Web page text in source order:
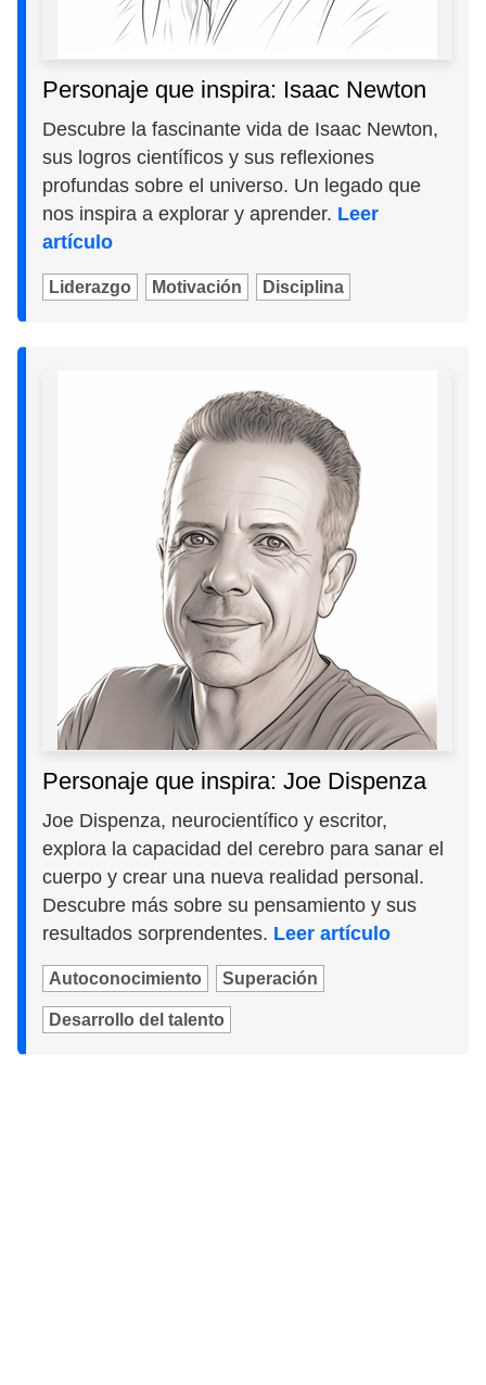
Personaje que inspira: Isaac Newton
Descubre la fascinante vida de Isaac Newton,
sus logros científicos y sus reflexiones
profundas sobre el universo. Un legado que
nos inspira a explorar y aprender. Leer
artículo
Liderazgo Motivación Disciplina
Personaje que inspira: Joe Dispenza
Joe Dispenza, neurocientífico y escritor,
explora la capacidad del cerebro para sanar el
cuerpo y crear una nueva realidad personal.
Descubre más sobre su pensamiento y sus
resultados sorprendentes. Leer artículo
Autoconocimiento Superación
Desarrollo del talento